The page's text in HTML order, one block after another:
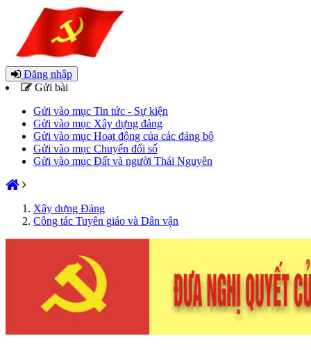
Đăng nhập
Gửi bài
Gửi vào mục Tin tức - Sự kiện
Gửi vào mục Xây dựng đảng
Gửi vào mục Hoạt động của các đảng bộ
Gửi vào mục Chuyển đổi số
Gửi vào mục Đất và người Thái Nguyên
Xây dựng Đảng
Công tác Tuyên giáo và Dân vận